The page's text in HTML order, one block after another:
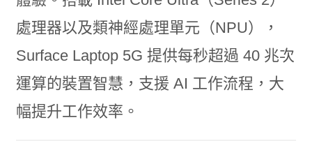
處理器以及類神經處理單元（NPU），
Surface Laptop 5G 提供每秒超過 40 兆次
運算的裝置智慧，支援 AI 工作流程，大
幅提升工作效率。